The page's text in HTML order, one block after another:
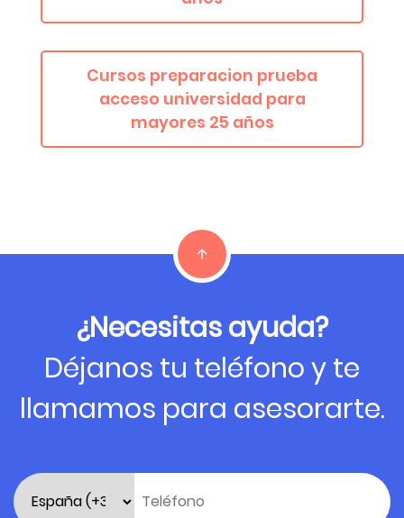
Cursos preparacion prueba
acceso universidad para
mayores 25 años
¿Necesitas ayuda?
Déjanos tu teléfono y te
llamamos para asesorarte.